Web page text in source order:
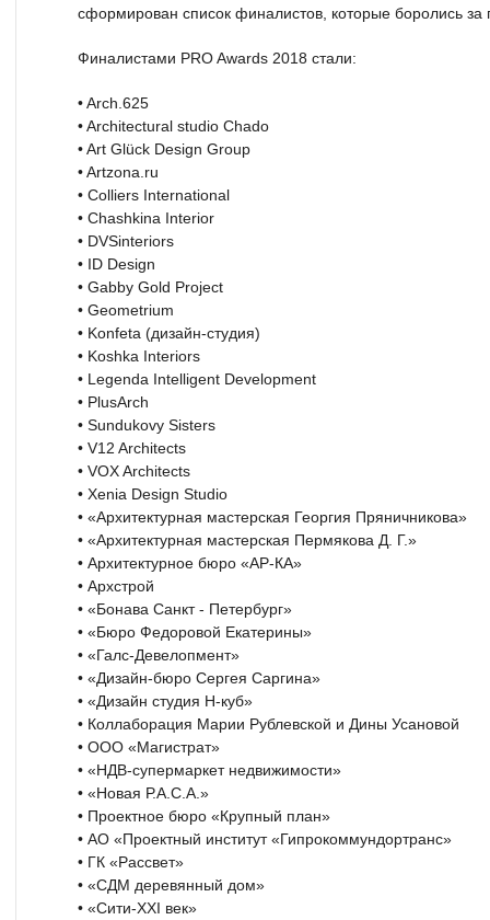
сформирован список финалистов, которые боролись
Финалистами PRO Awards 2018 стали:
• Arch.625
• Architectural studio Chado
• Art Glück Design Group
• Artzona.ru
• Colliers International
• Chashkina Interior
• DVSinteriors
• ID Design
• Gabby Gold Project
• Geometrium
• Konfeta (дизайн-студия)
• Koshka Interiors
• Legenda Intelligent Development
• PlusArch
• Sundukovy Sisters
• V12 Architects
• VOX Architects
• Xenia Design Studio
• «Архитектурная мастерская Георгия Пряничникова»
• «Архитектурная мастерская Пермякова Д. Г.»
• Архитектурное бюро «АР-КА»
• Архстрой
• «Бонава Санкт - Петербург»
• «Бюро Федоровой Екатерины»
• «Галс-Девелопмент»
• «Дизайн-бюро Сергея Саргина»
• «Дизайн студия Н-куб»
• Коллаборация Марии Рублевской и Дины Усановой
• ООО «Магистрат»
• «НДВ-супермаркет недвижимости»
• «Новая Р.А.С.А.»
• Проектное бюро «Крупный план»
• АО «Проектный институт «Гипрокоммундортранс»
• ГК «Рассвет»
• «СДМ деревянный дом»
• «Сити-XXI век»